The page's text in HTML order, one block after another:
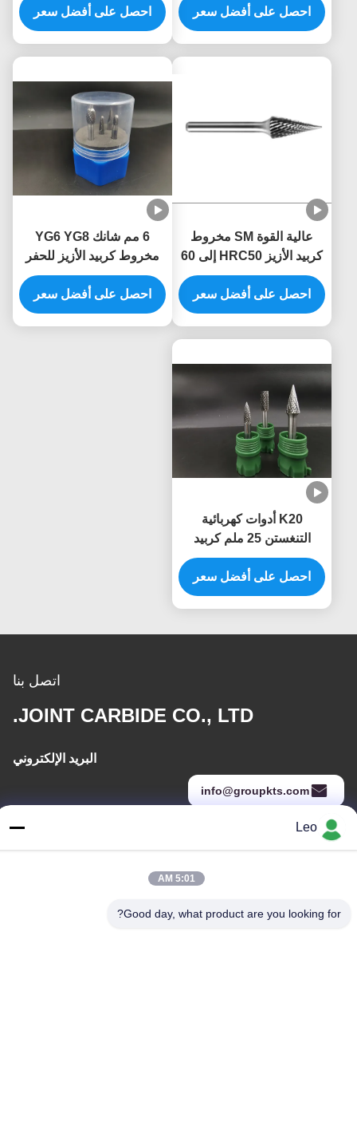
احصل على أفضل سعر
عالية
احصل على أفضل سعر
عالية القوة SM مخروط
كربيد الأزيز HRC50 إلى 60
مخروط نهاية مدببة
احصل على أفضل سعر
6 مم شانك YG6 YG8
مخروط كربيد الأزيز للحفر
احصل على أفضل سعر
K20 أدوات كهربائية
التنغستن 25 ملم كربيد
الروتاري الأزيز
احصل على أفضل سعر
اتصل بنا
JOINT CARBIDE CO., LTD.
البريد الإلكتروني
info@groupkts.com
عنواننا
Leo
5:01 AM
Good day, what product are you looking for?